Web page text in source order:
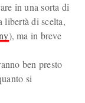
in una sorta di
libertà di scelta,
), ma in breve
ben presto
si